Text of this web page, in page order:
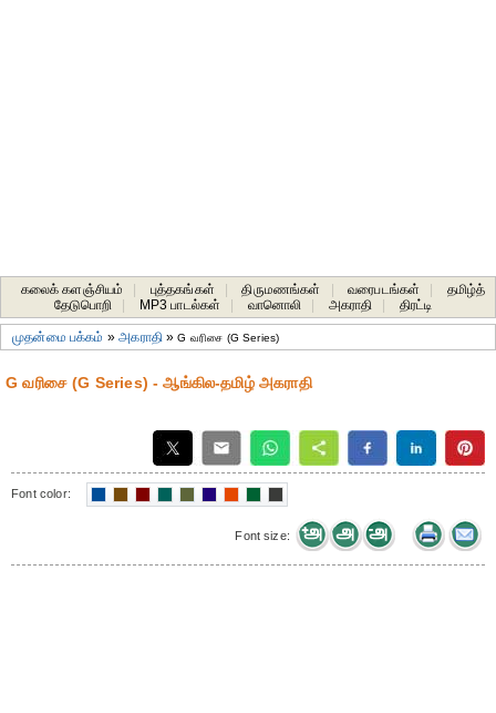
கலைக் களஞ்சியம் புத்தகங்கள் திருமணங்கள் வரைபடங்கள்
தமிழ்த்
தேடுபொறி
MP3 பாடல்கள் வானொலி அகராதி திரட்டி
முதன்மை பக்கம் »அகராதி»G வரிசை (G Series)
G வரிசை (G Series) - ஆங்கில-தமிழ் அகராதி
Font color:
Font size: